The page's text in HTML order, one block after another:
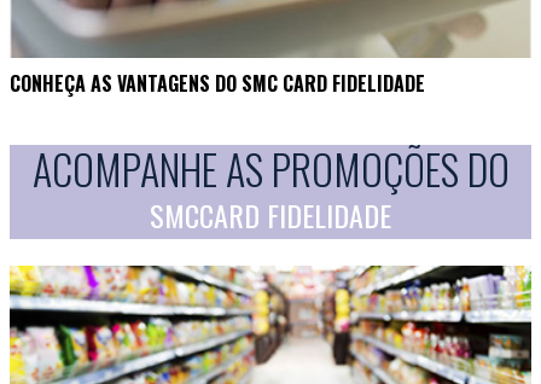
CONHEÇA AS VANTAGENS DO SMC CARD FIDELIDADE
ACOMPANHE AS PROMOÇÕES DO
SMCCARD FIDELIDADE